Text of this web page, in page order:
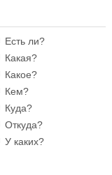
Есть ли?
Какая?
Какое?
Кем?
Куда?
Откуда?
У каких?